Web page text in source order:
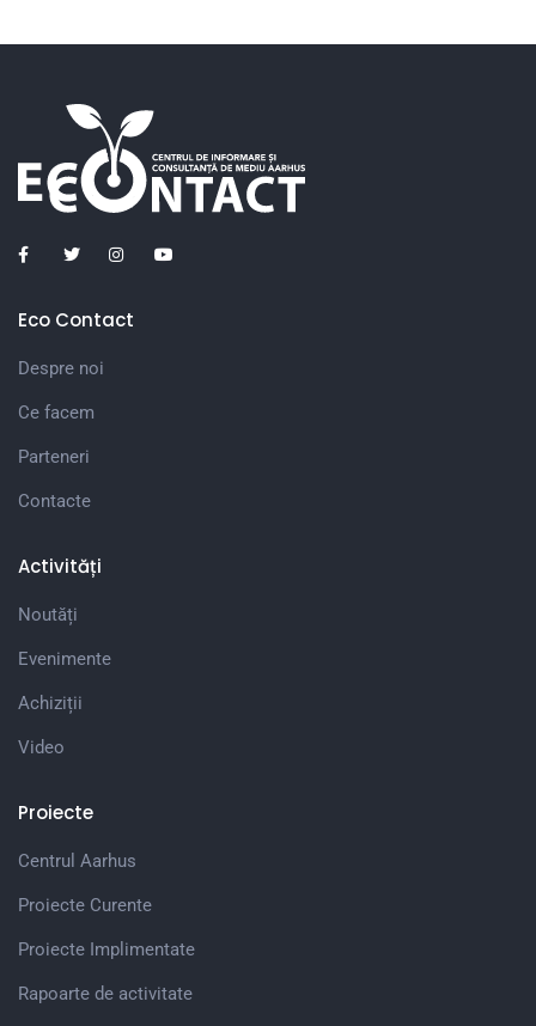
Eco Contact
Despre noi
Ce facem
Parteneri
Contacte
Activități
Noutăți
Evenimente
Achiziții
Video
Proiecte
Centrul Aarhus
Proiecte Curente
Proiecte Implimentate
Rapoarte de activitate